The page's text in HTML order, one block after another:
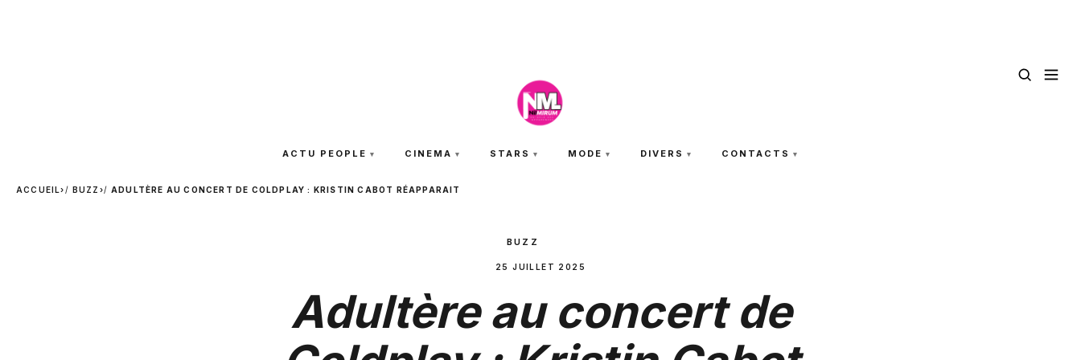
ACTU PEOPLE CINEMA STARS MODE DIVERS CONTACTS
ACCUEIL› BUZZ › ADULTÈRE AU CONCERT DE COLDPLAY : KRISTIN CABOT RÉAPPARAIT
BUZZ
25 JUILLET 2025
Adultère au concert de